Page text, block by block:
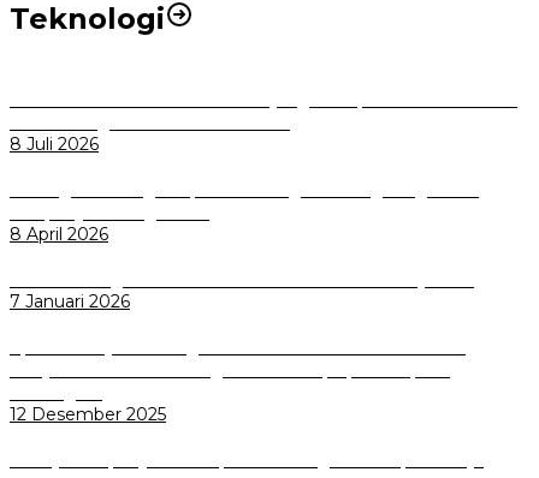
Teknologi
8 Juli 2026
8 April 2026
7 Januari 2026
12 Desember 2025